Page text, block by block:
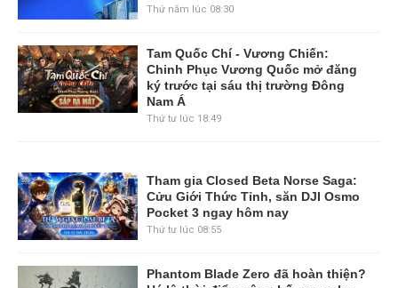
Thứ năm lúc 08:30
Tam Quốc Chí - Vương Chiến:
Chinh Phục Vương Quốc mở đăng
ký trước tại sáu thị trường Đông
Nam Á
Thứ tư lúc 18:49
Tham gia Closed Beta Norse Saga:
Cửu Giới Thức Tỉnh, săn DJI Osmo
Pocket 3 ngay hôm nay
Thứ tư lúc 08:55
Phantom Blade Zero đã hoàn thiện?